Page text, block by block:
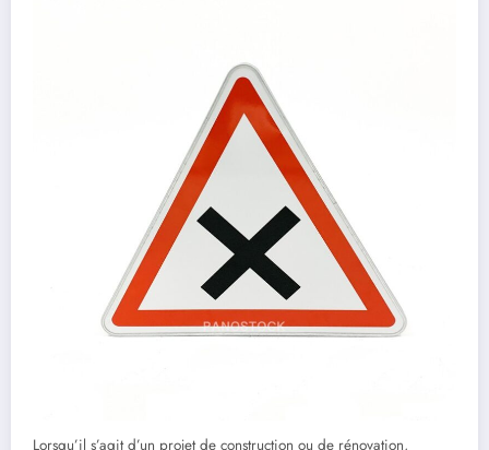
Lorsqu’il s’agit d’un projet de construction ou de rénovation,